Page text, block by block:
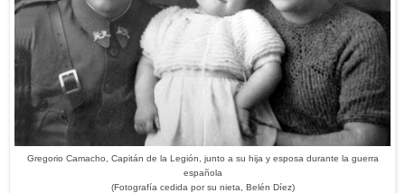
Gregorio Camacho, Capitán de la Legión, junto a su hija y esposa durante la guerra
española
(Fotografía cedida por su nieta, Belén Díez)